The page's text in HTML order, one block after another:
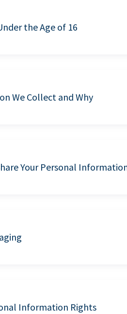
the Age of 16
We Collect and Why
Your Personal
Information Rights